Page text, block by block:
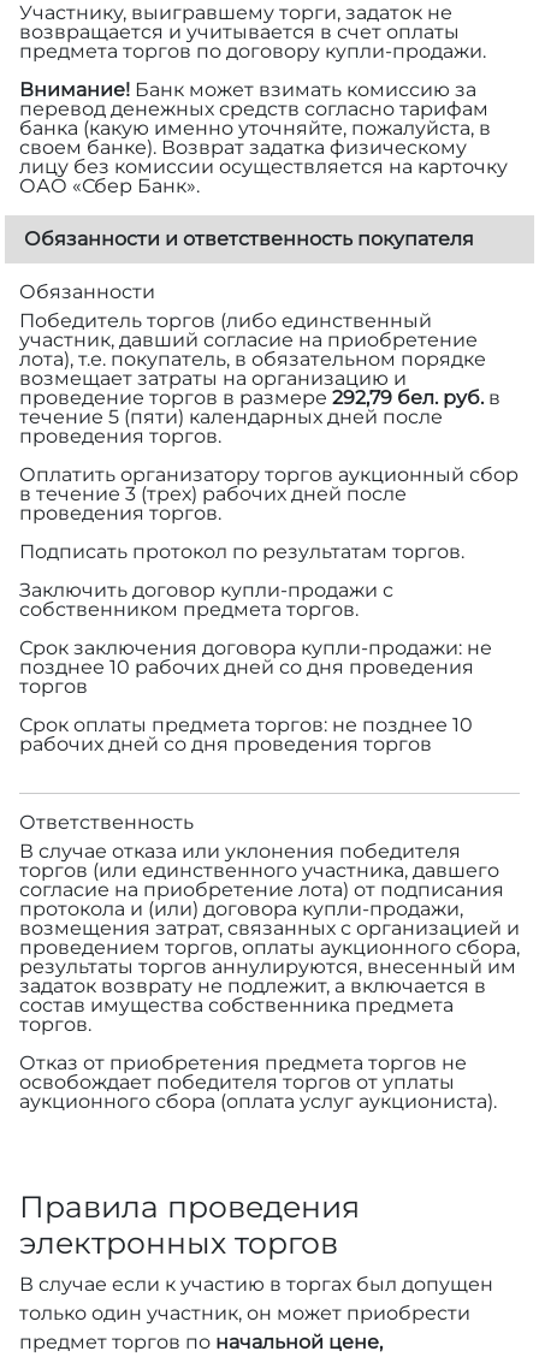
Участнику, выигравшему торги, задаток не
возвращается и учитывается в счет оплаты
предмета торгов по договору купли-продажи.
Внимание! Банк может взимать комиссию за
перевод денежных средств согласно тарифам
банка (какую именно уточняйте, пожалуйста, в
своем банке). Возврат задатка физическому
лицу без комиссии осуществляется на карточку
ОАО «Сбер Банк».
Обязанности и ответственность покупателя
Обязанности
Победитель торгов (либо единственный
участник, давший согласие на приобретение
лота), т.е. покупатель, в обязательном порядке
возмещает затраты на организацию и
проведение торгов в размере 292,79 бел. руб.в
течение 5 (пяти) календарных дней после
проведения торгов.
Оплатить организатору торгов аукционный сбор
в течение 3 (трех) рабочих дней после
проведения торгов.
Подписать протокол по результатам торгов.
Заключить договор купли-продажи с
собственником предмета торгов.
Срок заключения договора купли-продажи: не
позднее 10 рабочих дней со дня проведения
торгов
Срок оплаты предмета торгов: не позднее 10
рабочих дней со дня проведения торгов
Ответственность
В случае отказа или уклонения победителя
торгов (или единственного участника, давшего
согласие на приобретение лота) от подписания
протокола и (или) договора купли-продажи,
возмещения затрат, связанных с организацией и
проведением торгов, оплаты аукционного сбора,
результаты торгов аннулируются, внесенный им
задаток возврату не подлежит, а включается в
состав имущества собственника предмета
торгов.
Отказ от приобретения предмета торгов не
освобождает победителя торгов от уплаты
аукционного сбора (оплата услуг аукциониста).
Правила проведения
электронных торгов
В случае если к участию в торгах был допущен
только один участник, он может приобрести
предмет торгов по начальной цене,